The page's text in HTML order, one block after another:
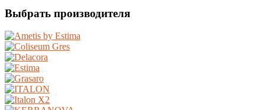
Выбрать производителя